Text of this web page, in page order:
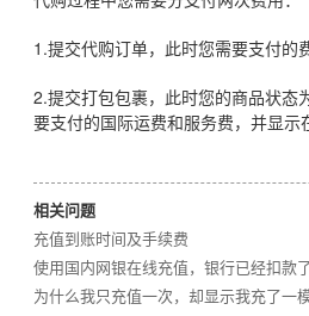
1.提交代购订单，此时您需要支付的
2.提交打包包裹，此时您的商品状态
要支付的国际运费和服务费，并显
相关问题
充值到账时间及手续费
使用国内网银在线充值，银行已经扣款
为什么我只充值一次，却显示我充了一